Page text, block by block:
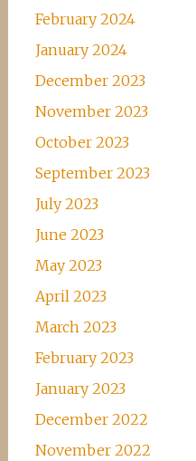
February 2024
January 2024
December 2023
November 2023
October 2023
September 2023
July 2023
June 2023
May 2023
April 2023
March 2023
February 2023
January 2023
December 2022
November 2022